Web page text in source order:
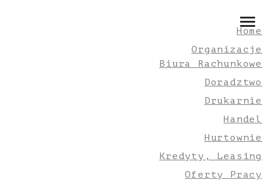
Home
Organizacje
Biura Rachunkowe
Doradztwo
Drukarnie
Handel
Hurtownie
Kredyty, Leasing
Oferty Pracy